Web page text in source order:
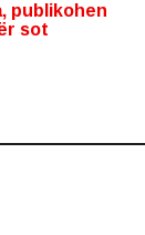
publikohen
sot